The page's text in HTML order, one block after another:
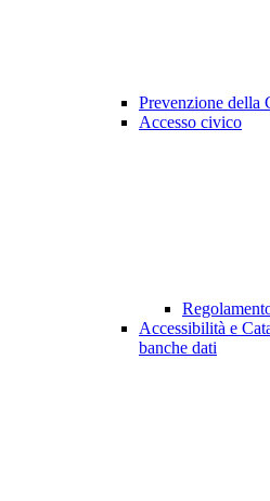
Prevenzione della
Accesso civico
Accessibilità e
banche dati